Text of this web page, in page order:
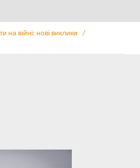
на війні: нові виклики
/